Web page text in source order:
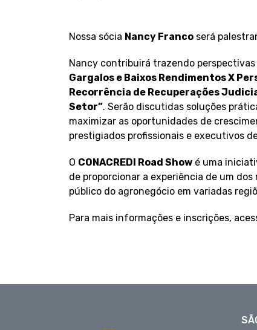
Nossa sócia Nancy Franco será
Nancy contribuirá trazendo
Gargalos e Baixos Rendimentos X
Recorrência de Recuperações
Setor”. Serão discutidas soluções
maximizar as oportunidades de
prestigiados profissionais e executivos
O CONACREDI Road Show é uma
de proporcionar a experiência de um
público do agronegócio em variadas
Para mais informações e inscrições,